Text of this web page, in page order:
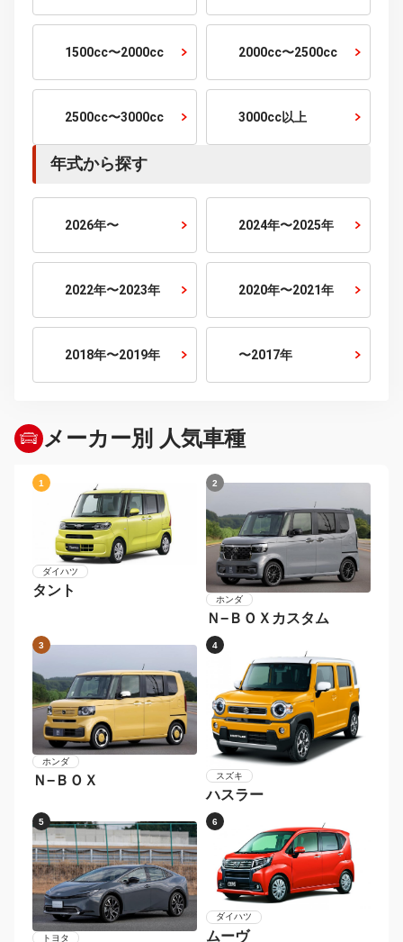
2人乗り 4人乗り
5人乗り 6人乗り
2500cc〜3000cc 3000cc以上
2026年〜 2024年〜2025年
2020年〜2021年
2018年〜2019年 〜2017年
メーカー別 人気車種
ダイハツ
タント
2
ホンダ
Ｎ−ＢＯＸカスタム